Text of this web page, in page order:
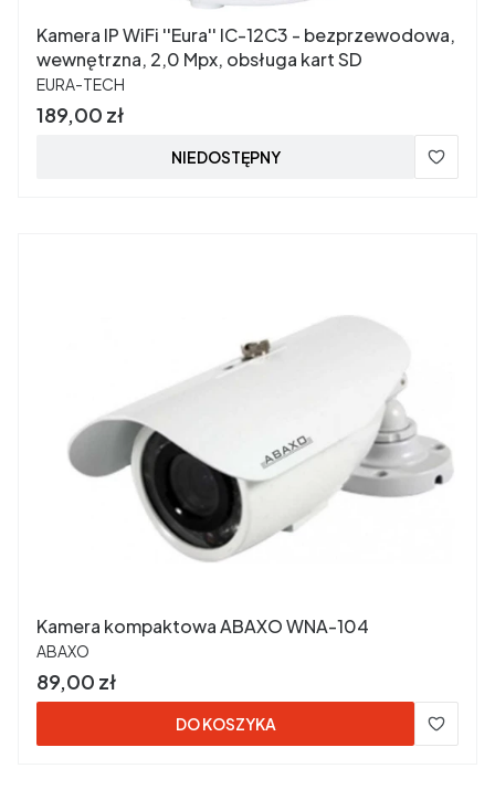
Kamera IP WiFi ''Eura'' IC-12C3 - bezprzewodowa,
wewnętrzna, 2,0 Mpx, obsługa kart SD
PRODUCENT
EURA-TECH
Cena
189,00 zł
NIEDOSTĘPNY
Kamera kompaktowa ABAXO WNA-104
PRODUCENT
ABAXO
Cena
89,00 zł
DO KOSZYKA